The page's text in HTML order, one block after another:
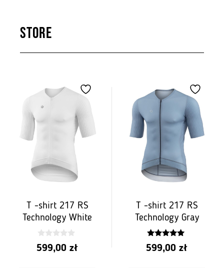
Store
T -shirt 217 RS
Technology White
0
z
599,00 zł
T -shirt 217 RS
Technology Gray
5.00
z 5
599,00 zł